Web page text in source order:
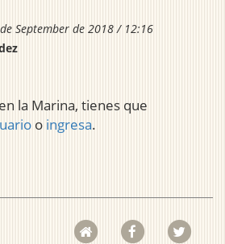
September de 2018 / 12:16
la Marina, tienes que
o ingresa.